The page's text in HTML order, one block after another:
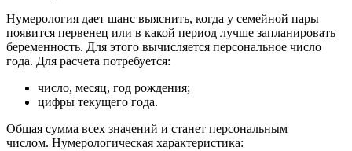
Нумерология дает шанс выяснить, когда у семейной пары
появится первенец или в какой период лучше запланировать
беременность. Для этого вычисляется персональное число
года. Для расчета потребуется:
число, месяц, год рождения;
цифры текущего года.
Общая сумма всех значений и станет персональным
числом. Нумерологическая характеристика: